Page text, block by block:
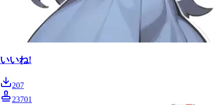
いいね!
207
23701